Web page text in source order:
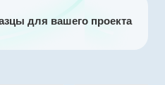
для вашего проекта